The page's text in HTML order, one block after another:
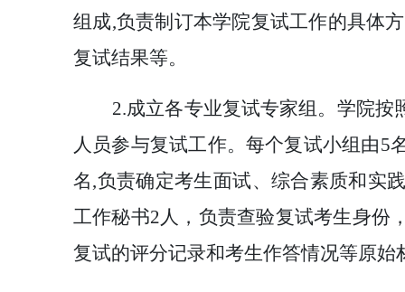
组成,负责制订本学院复试工作的具体
复试结果等。
2.成立各专业复试专家组。 学院按
人员参与复试工作。每个复试小组由5
名,负责确定考生面试、综合素质和实
工作秘书2人，负责查验复试考生身份
复试的评分记录和考生作答情况等原